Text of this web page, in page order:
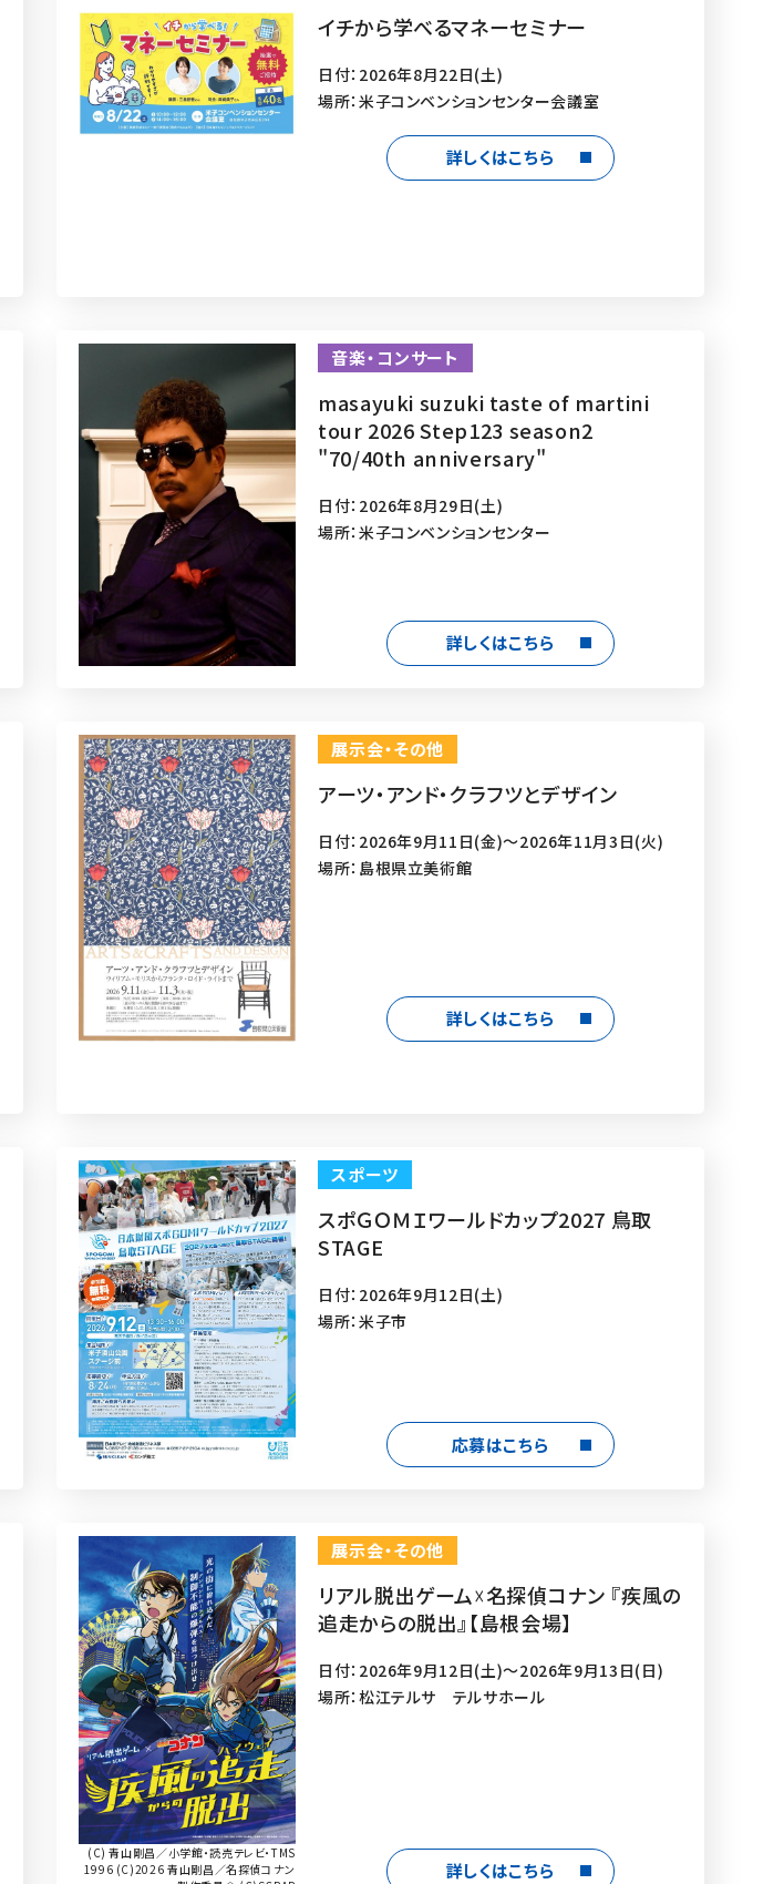
イチから学べるマネーセミナー
日付：2026年8月22日(土)
場所：米子コンベンションセンター会議室
詳しくはこちら
音楽・コンサート
masayuki suzuki taste of martini
tour 2026 Step123 season2
"70/40th anniversary"
日付：2026年8月29日(土)
場所：米子コンベンションセンター
詳しくはこちら
展示会・その他
アーツ・アンド・クラフツとデザイン
日付：2026年9月11日(金)～2026年11月3日(火)
場所：島根県立美術館
詳しくはこちら
スポーツ
スポＧＯＭＩワールドカップ2027 鳥取
STAGE
日付：2026年9月12日(土)
場所：米子市
応募はこちら
(C) 青山剛昌／小学館・読売テレビ・TMS
1996 (C)2026 青山剛昌／名探偵コナン
展示会・その他
リアル脱出ゲーム☓名探偵コナン 『疾風の
追走からの脱出』【島根会場】
日付：2026年9月12日(土)～2026年9月13日(日)
場所：松江テルサ テルサホール
詳しくはこちら